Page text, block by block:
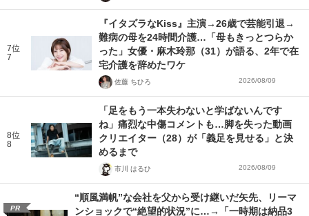
7位
7
『イタズラなKiss』主演→26歳で芸能引退→
難病の母を24時間介護…「母もきっとつらか
った」女優・麻木玲那（31）が語る、2年で在
宅介護を辞めたワケ
佐藤 ちひろ 2026/08/09
8位
8
「足をもう一本失わないと学ばないんです
ね」痛烈な中傷コメントも…脚を失った動画
クリエイター（28）が「義足を見せる」と決
めるまで
市川 はるひ 2026/08/09
PR
“順風満帆”な会社を父から受け継いだ矢先、リーマ
ンショックで“絶望的状況”に…→「一時期は納品3